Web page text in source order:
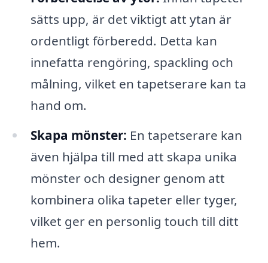
sätts upp, är det viktigt att ytan är
ordentligt förberedd. Detta kan
innefatta rengöring, spackling och
målning, vilket en tapetserare kan ta
hand om.
Skapa mönster: En tapetserare kan
även hjälpa till med att skapa unika
mönster och designer genom att
kombinera olika tapeter eller tyger,
vilket ger en personlig touch till ditt
hem.